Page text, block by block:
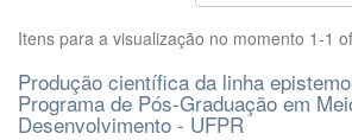
Itens para a visualização no momento 1-1
Produção científica da linha
Programa de Pós-Graduação em
Desenvolvimento - UFPR